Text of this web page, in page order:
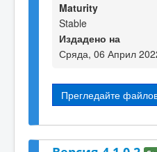
Maturity
Stable
Издадено на
Сряда, 06 Април
Прегледайте